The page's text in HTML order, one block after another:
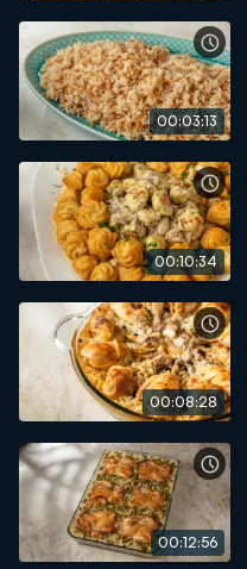
00:03:13
00:10:34
00:08:28
00:12:56